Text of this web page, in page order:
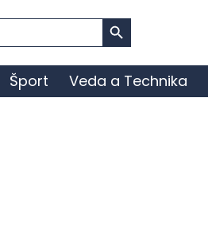
Search Button
Šport Veda a Technika